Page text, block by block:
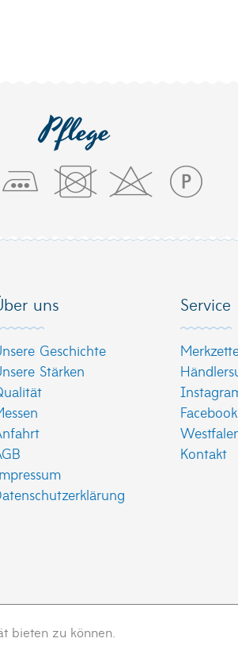
Pflege
uns
Geschichte
Stärken
Service
Facebook
Kontakt
bieten zu können.